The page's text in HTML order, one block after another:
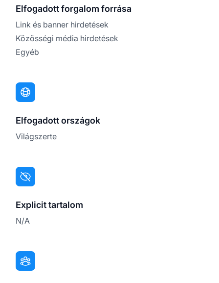
Elfogadott forgalom forrása
Link és banner hirdetések
Közösségi média hirdetések
Egyéb
Elfogadott országok
Világszerte
Explicit tartalom
N/A